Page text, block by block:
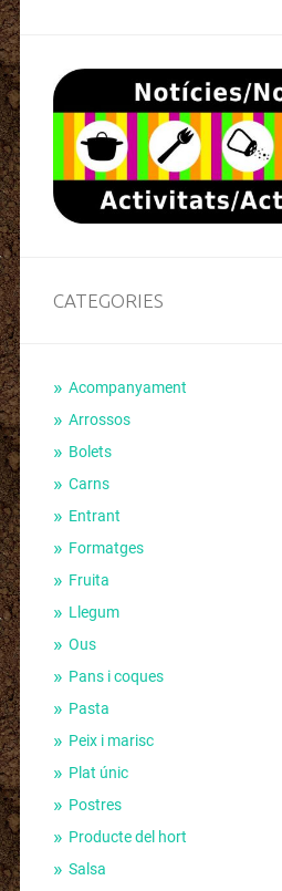
CATEGORIES
Acompanyament
Arrossos
Bolets
Carns
Entrant
Formatges
Fruita
Llegum
Ous
Pans i coques
Pasta
Peix i marisc
Plat únic
Postres
Producte del hort
Salsa